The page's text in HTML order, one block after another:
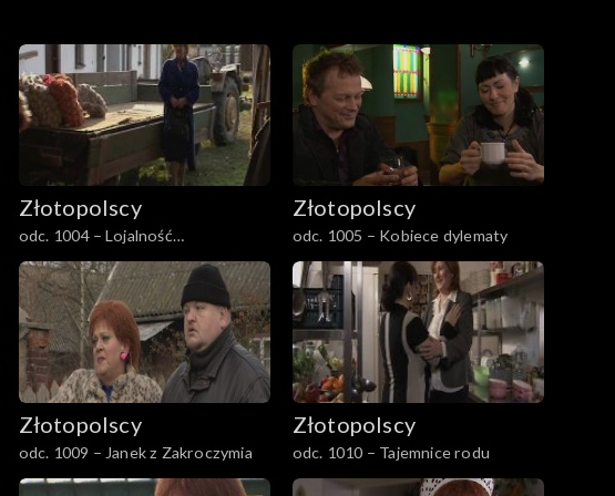
Złotopolscy
odc. 1004 – Lojalność
Kleczkowskiej
Złotopolscy
odc. 1005 – Kobiece dylematy
Złotopolscy
odc. 1009 – Janek z Zakroczymia
Złotopolscy
odc. 1010 – Tajemnice rodu